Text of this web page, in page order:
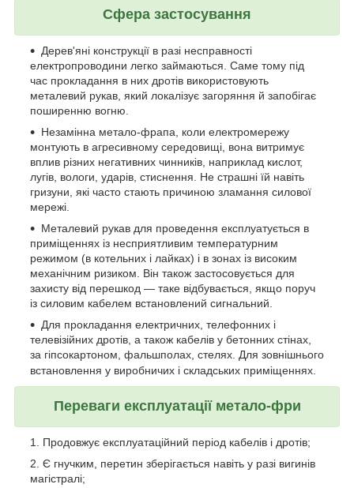
Сфера застосування
Дерев'яні конструкції в разі несправності
електропроводини легко займаються. Саме тому під
час прокладання в них дротів використовують
металевий рукав, який локалізує загоряння й запобігає
поширенню вогню.
Незамінна метало-фрапа, коли електромережу
монтують в агресивному середовищі, вона витримує
вплив різних негативних чинників, наприклад кислот,
лугів, вологи, ударів, стиснення. Не страшні їй навіть
гризуни, які часто стають причиною зламання силової
мережі.
Металевий рукав для проведення експлуатується в
приміщеннях із несприятливим температурним
режимом (в котельних і лайках) і в зонах із високим
механічним ризиком. Він також застосовується для
захисту від перешкод — таке відбувається, якщо поруч
із силовим кабелем встановлений сигнальний.
Для прокладання електричних, телефонних і
телевізійних дротів, а також кабелів у бетонних стінах,
за гіпсокартоном, фальшполах, стелях. Для зовнішнього
встановлення у виробничих і складських приміщеннях.
Переваги експлуатації метало-фри
Продовжує експлуатаційний період кабелів і дротів;
Є гнучким, перетин зберігається навіть у разі вигинів
магістралі;